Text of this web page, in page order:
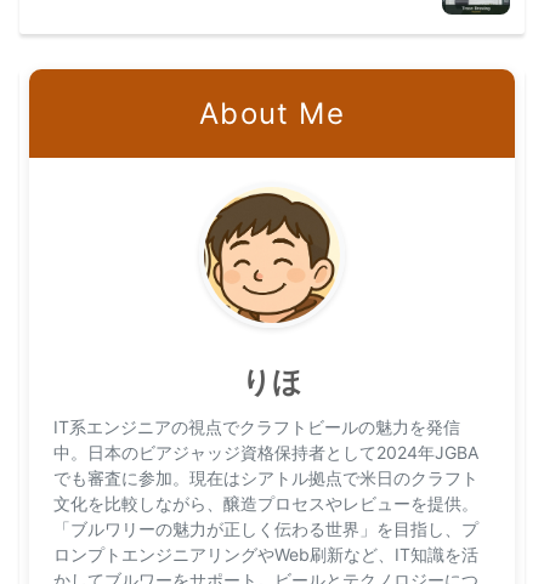
About Me
りほ
IT系エンジニアの視点でクラフトビールの魅力を発信
中。日本のビアジャッジ資格保持者として2024年JGBA
でも審査に参加。現在はシアトル拠点で米日のクラフト
文化を比較しながら、醸造プロセスやレビューを提供。
「ブルワリーの魅力が正しく伝わる世界」を目指し、プ
ロンプトエンジニアリングやWeb刷新など、IT知識を活
かしてブルワーをサポート。ビールとテクノロジーにつ